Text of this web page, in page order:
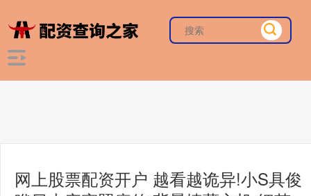
网上股票配资开户 越看越诡异!小S具俊